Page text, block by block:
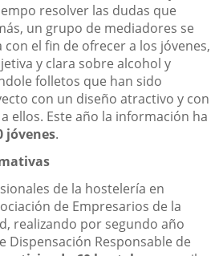
resolver las dudas que
un grupo de mediadores se
con el fin de ofrecer a los jóvenes,
y clara sobre alcohol y
folletos que han sido
con un diseño atractivo y con
ellos. Este año la información ha
jóvenes.
de la hostelería en
de Empresarios de la
realizando por segundo año
Dispensación Responsable de